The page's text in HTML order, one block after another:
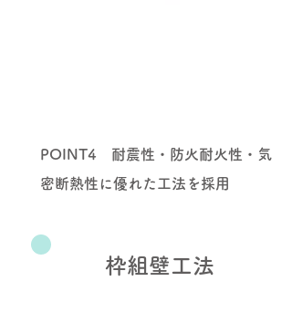
POINT4 耐震性・防火耐火性・気
密断熱性に優れた工法を採用
枠組壁工法